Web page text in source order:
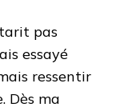
pas
essayé
ressentir
Dès ma